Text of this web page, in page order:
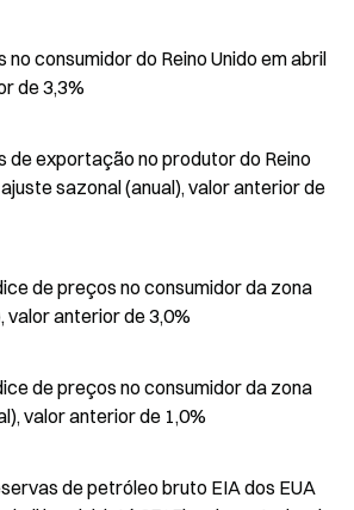
consumidor do Reino Unido em abril
de 3,3%
de exportação no produtor do Reino
sazonal (anual), valor anterior de
de preços no consumidor da zona
valor anterior de 3,0%
de preços no consumidor da zona
valor anterior de 1,0%
de petróleo bruto EIA dos EUA